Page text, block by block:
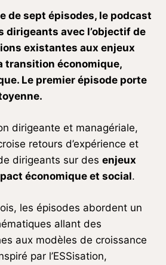
de sept épisodes, le podcast
dirigeants avec l’objectif de
existantes aux enjeux
transition économique,
Le premier épisode porte
dirigeante et managériale,
retours d’expérience et
dirigeants sur des enjeux
économique et social.
les épisodes abordent un
allant des
aux modèles de croissance
par l’ESSisation,